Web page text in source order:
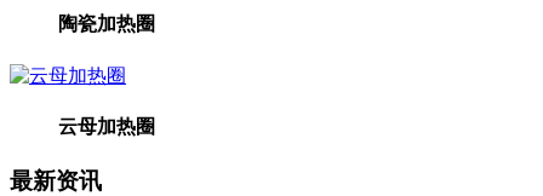
陶瓷加热圈
云母加热圈
最新资讯